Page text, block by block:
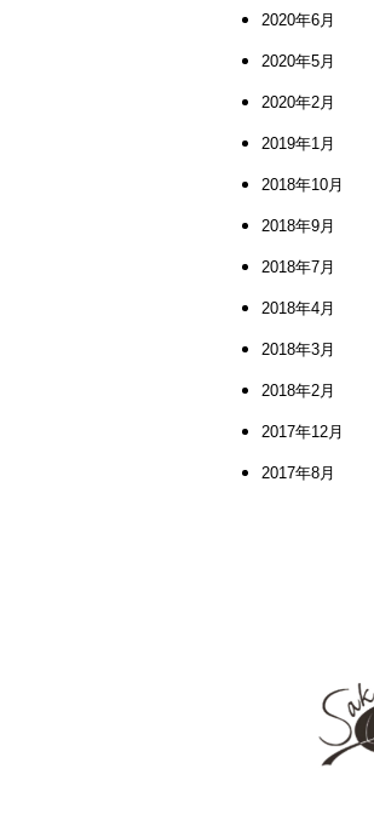
2020年6月
2020年5月
2020年2月
2019年1月
2018年10月
2018年9月
2018年7月
2018年4月
2018年3月
2018年2月
2017年12月
2017年8月